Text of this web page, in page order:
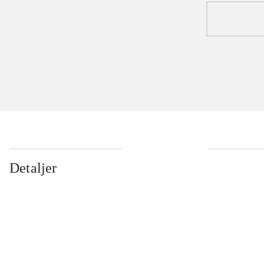
Detaljer